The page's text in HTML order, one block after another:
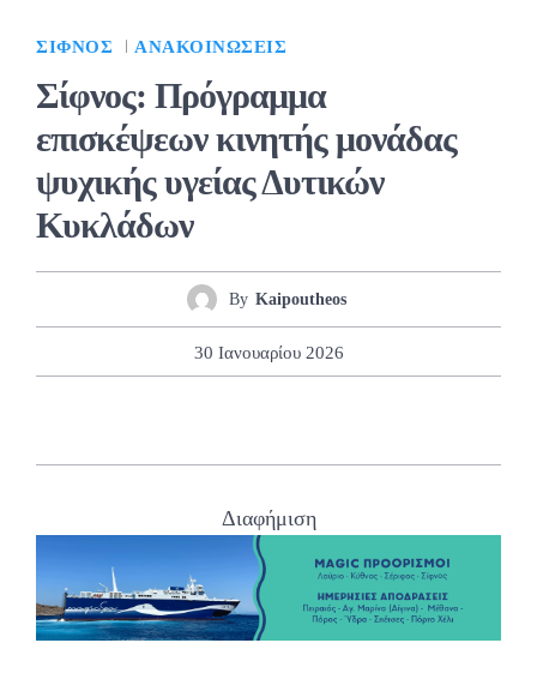
ΣΊΦΝΟΣ ΑΝΑΚΟΙΝΏΣΕΙΣ
Σίφνος: Πρόγραμμα
επισκέψεων κινητής μονάδας
ψυχικής υγείας Δυτικών
Κυκλάδων
By Kaipoutheos
30 Ιανουαρίου 2026
Διαφήμιση